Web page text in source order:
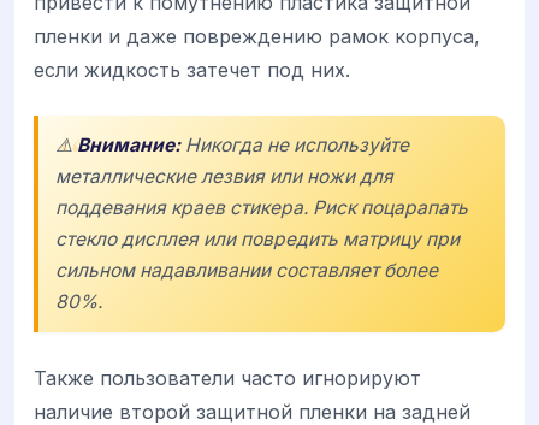
пленки и даже повреждению рамок корпуса,
если жидкость затечет под них.
⚠️Внимание:Никогда не используйте
металлические лезвия или ножи для
поддевания краев стикера. Риск поцарапать
стекло дисплея или повредить матрицу при
сильном надавливании составляет более
80%.
Также пользователи часто игнорируют
наличие второй защитной пленки на задней